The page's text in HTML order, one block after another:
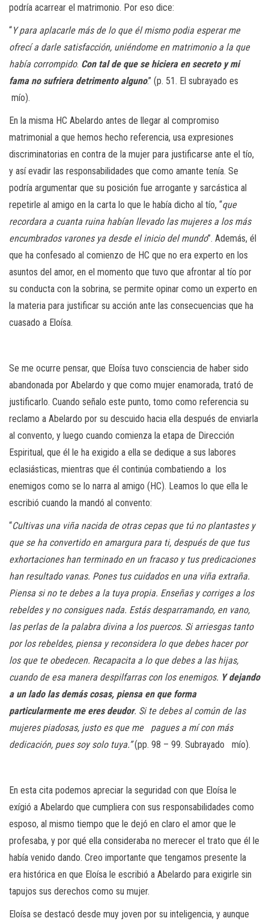
podría acarrear el matrimonio. Por eso dice:
“Y para aplacarle más de lo que él mismo podia esperar me
ofrecí a darle satisfacción, uniéndome en matrimonio a la que
había corrompido. Con tal de que se hiciera en secreto y mi
fama no sufriera detrimento alguno.” (p. 51. El subrayado es
mío).
En la misma HC Abelardo antes de llegar al compromiso
matrimonial a que hemos hecho referencia, usa expresiones
discriminatorias en contra de la mujer para justificarse ante el tío,
y así evadir las responsabilidades que como amante tenía. Se
podría argumentar que su posición fue arrogante y sarcástica al
repetirle al amigo en la carta lo que le había dicho al tío, “que
recordara a cuanta ruina habían llevado las mujeres a los más
encumbrados varones ya desde el inicio del mundo”. Además, él
que ha confesado al comienzo de HC que no era experto en los
asuntos del amor, en el momento que tuvo que afrontar al tío por
su conducta con la sobrina, se permite opinar como un experto en
la materia para justificar su acción ante las consecuencias que ha
cuasado a Eloísa.
Se me ocurre pensar, que Eloísa tuvo consciencia de haber sido
abandonada por Abelardo y que como mujer enamorada, trató de
justificarlo. Cuando señalo este punto, tomo como referencia su
reclamo a Abelardo por su descuido hacia ella después de enviarla
al convento, y luego cuando comienza la etapa de Dirección
Espiritual, que él le ha exigido a ella se dedique a sus labores
eclasiásticas, mientras que él continúa combatiendo a los
enemigos como se lo narra al amigo (HC). Leamos lo que ella le
escribió cuando la mandó al convento:
“Cultivas una viña nacida de otras cepas que tú no plantastes y
que se ha convertido en amargura para ti, después de que tus
exhortaciones han terminado en un fracaso y tus predicaciones
han resultado vanas. Pones tus cuidados en una viña extraña.
Piensa si no te debes a la tuya propia. Enseñas y corriges a los
rebeldes y no consigues nada. Estás desparramando, en vano,
las perlas de la palabra divina a los puercos. Si arriesgas tanto
por los rebeldes, piensa y reconsidera lo que debes hacer por
los que te obedecen. Recapacita a lo que debes a las hijas,
cuando de esa manera despilfarras con los enemigos. Y dejando
a un lado las demás cosas, piensa en que forma
particularmente me eres deudor. Si te debes al común de las
mujeres piadosas, justo es que me pagues a mí con más
dedicación, pues soy solo tuya.”(pp. 98 – 99. Subrayado mío).
En esta cita podemos apreciar la seguridad con que Eloísa le
exígió a Abelardo que cumpliera con sus responsabilidades como
esposo, al mismo tiempo que le dejó en claro el amor que le
profesaba, y por qué ella consideraba no merecer el trato que él le
había venido dando. Creo importante que tengamos presente la
era histórica en que Eloísa le escribió a Abelardo para exigirle sin
tapujos sus derechos como su mujer.
Eloísa se destacó desde muy joven por su inteligencia, y aunque